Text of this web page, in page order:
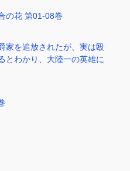
の花 第01-08巻
を追放されたが、実は殴
とわかり、大陸一の英雄に